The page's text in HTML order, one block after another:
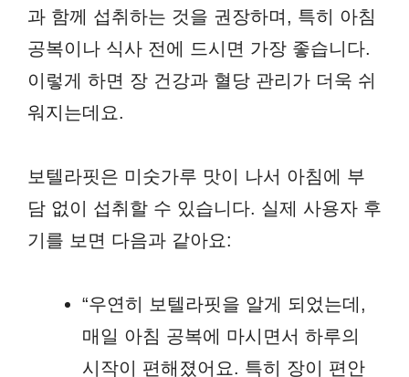
과 함께 섭취하는 것을 권장하며, 특히 아침
공복이나 식사 전에 드시면 가장 좋습니다.
이렇게 하면 장 건강과 혈당 관리가 더욱 쉬
워지는데요.
보텔라핏은 미숫가루 맛이 나서 아침에 부
담 없이 섭취할 수 있습니다. 실제 사용자 후
기를 보면 다음과 같아요:
“우연히 보텔라핏을 알게 되었는데,
매일 아침 공복에 마시면서 하루의
시작이 편해졌어요. 특히 장이 편안